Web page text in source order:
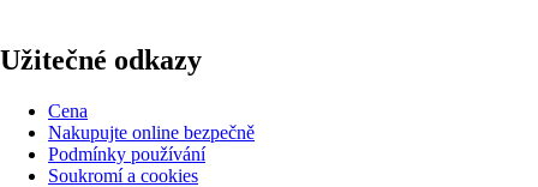
Užitečné odkazy
Cena
Nakupujte online bezpečně
Podmínky používání
Soukromí a cookies